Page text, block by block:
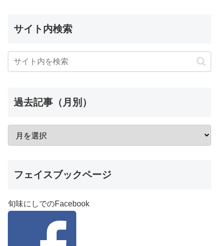
サイト内検索
過去記事（月別）
フェイスブックページ
旬味にしでのFacebook